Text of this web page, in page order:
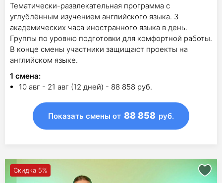
Тематически-развлекательная программа с
углублённым изучением английского языка. 3
академических часа иностранного языка в день.
Группы по уровню подготовки для комфортной работы.
В конце смены участники защищают проекты на
английском языке.
1 смена:
10 авг - 21 авг (12 дней) - 88 858 руб.
Показать смены от 88 858 руб.
Скидка 5%